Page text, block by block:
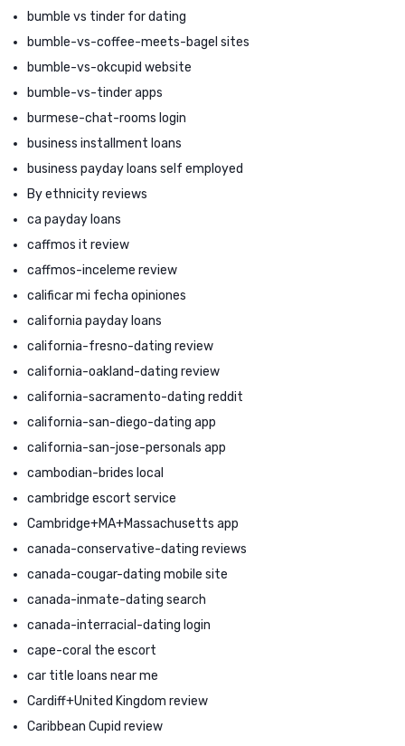
bumble vs tinder for dating
bumble-vs-coffee-meets-bagel sites
bumble-vs-okcupid website
bumble-vs-tinder apps
burmese-chat-rooms login
business installment loans
business payday loans self employed
By ethnicity reviews
ca payday loans
caffmos it review
caffmos-inceleme review
calificar mi fecha opiniones
california payday loans
california-fresno-dating review
california-oakland-dating review
california-sacramento-dating reddit
california-san-diego-dating app
california-san-jose-personals app
cambodian-brides local
cambridge escort service
Cambridge+MA+Massachusetts app
canada-conservative-dating reviews
canada-cougar-dating mobile site
canada-inmate-dating search
canada-interracial-dating login
cape-coral the escort
car title loans near me
Cardiff+United Kingdom review
Caribbean Cupid review